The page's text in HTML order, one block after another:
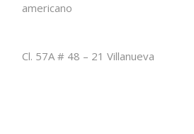
americano
Cl. 57A # 48 – 21 Villanueva